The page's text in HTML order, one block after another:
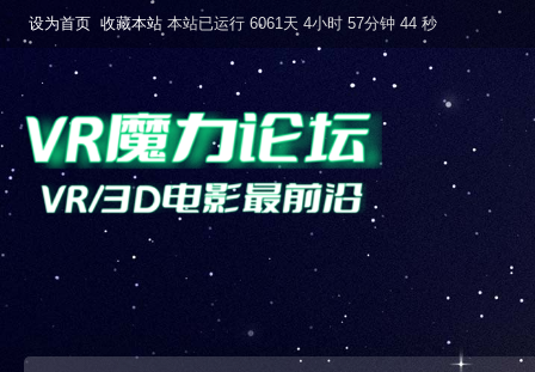
设为首页 收藏本站 本站已运行 6061天 4小时 57分钟 45 秒